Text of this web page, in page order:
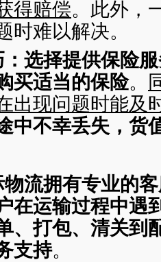
得赔偿。此外，
时难以解决。
选择提供保险
买适当的保险。
出现问题时能及
中不幸丢失，货
流拥有专业的
在运输过程中遇
、打包、清关到
支持。